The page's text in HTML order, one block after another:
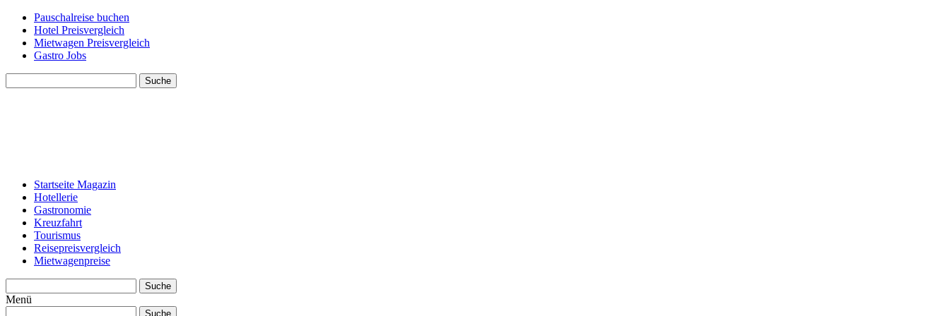
Pauschalreise buchen
Hotel Preisvergleich
Mietwagen Preisvergleich
Gastro Jobs
Suche
Startseite Magazin
Hotellerie
Gastronomie
Kreuzfahrt
Tourismus
Reisepreisvergleich
Mietwagenpreise
Suche
Menü
Suche